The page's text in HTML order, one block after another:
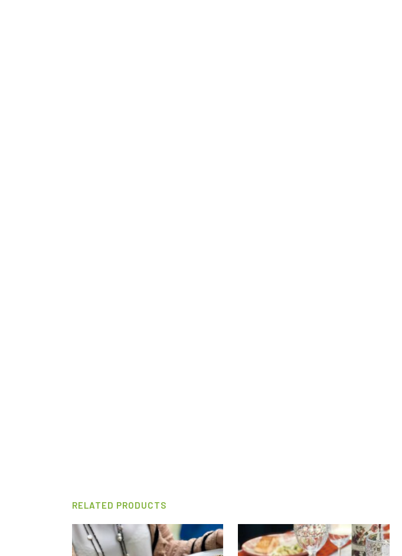
RELATED PRODUCTS